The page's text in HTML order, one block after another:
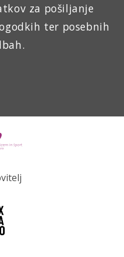
za pošiljanje
ter posebnih